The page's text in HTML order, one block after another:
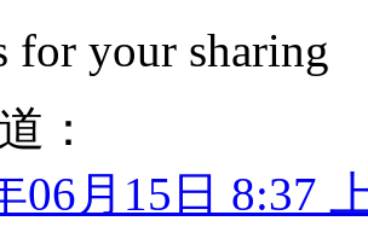
for your sharing
：
06月15日 8:37